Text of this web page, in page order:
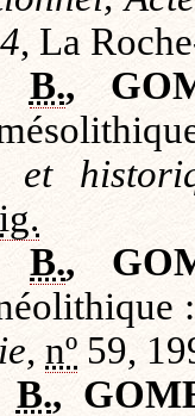
, La
B.,
et
B.,
,nº 59,
B.,